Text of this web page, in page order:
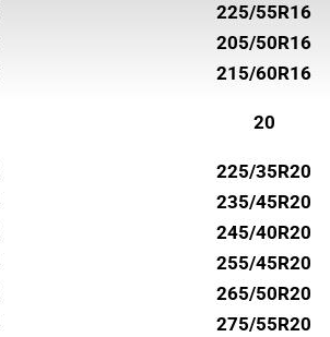
225/55R16
205/50R16
215/60R16
20
225/35R20
235/45R20
245/40R20
255/45R20
265/50R20
275/55R20